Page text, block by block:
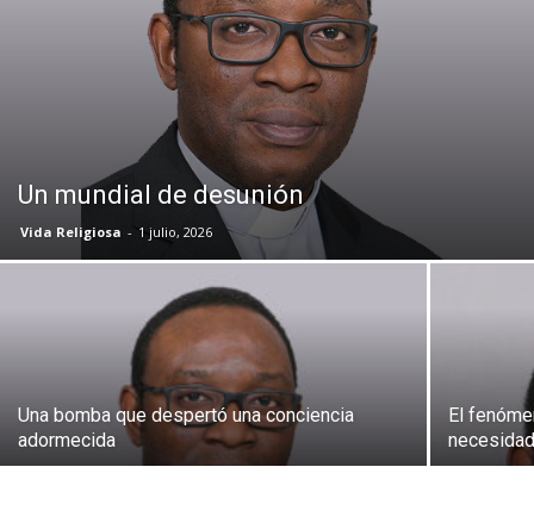
Un mundial de desunión
Vida Religiosa - 1 julio, 2026
Una bomba que despertó una conciencia
adormecida
El